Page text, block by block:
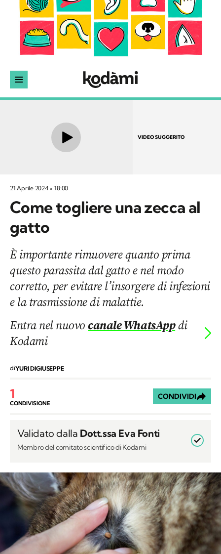
VIDEO SUGGERITO
21 Aprile 2024 18:00
Come togliere una zecca al
gatto
È importante rimuovere quanto prima
questo parassita dal gatto e nel modo
corretto, per evitare l’insorgere di infezioni
e la trasmissione di malattie.
Entra nel nuovocanale WhatsAppdi
Kodami
diYURI DIGIUSEPPE
1
CONDIVISIONE
CONDIVIDI
Validato dalla Dott.ssa Eva Fonti
Membro del comitato scientifico di Kodami